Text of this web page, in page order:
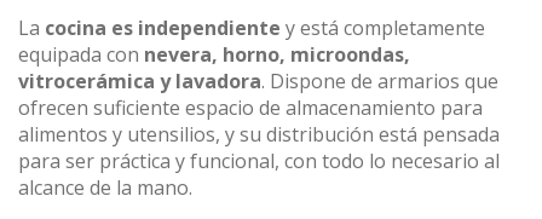
La cocina es independiente y está completamente
equipada con nevera, horno, microondas,
vitrocerámica y lavadora. Dispone de armarios que
ofrecen suficiente espacio de almacenamiento para
alimentos y utensilios, y su distribución está pensada
para ser práctica y funcional, con todo lo necesario al
alcance de la mano.